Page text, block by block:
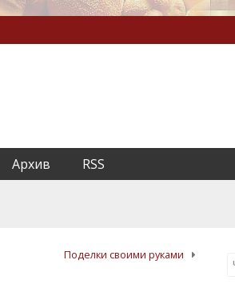
Архив RSS
Поделки своими руками